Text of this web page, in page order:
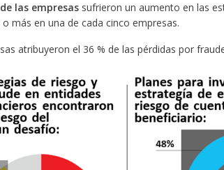
las empresas sufrieron un aumento en las
más en una de cada cinco empresas.
atribuyeron el 36 % de las pérdidas por